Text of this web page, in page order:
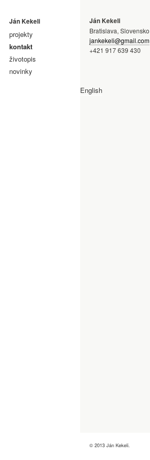
Ján Kekeli
projekty
kontakt
životopis
novinky
Ján Kekeli
Bratislava, Slovensko
jankekeli@gmail.com
+421 917 639 430
English
© 2013 Ján Kekeli.